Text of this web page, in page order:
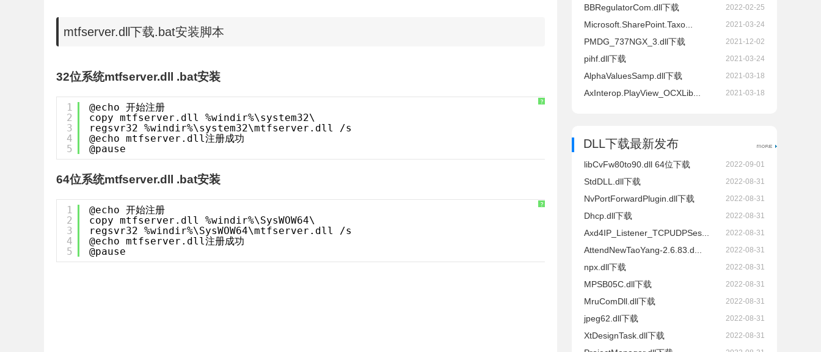
mtfserver.dll下载.bat安装脚本
32位系统mtfserver.dll .bat安装
?
1
2
3
4
5
@echo 开始注册
copy mtfserver.dll %windir%\system32\
regsvr32 %windir%\system32\mtfserver.dll /s
@echo mtfserver.dll注册成功
@pause
64位系统mtfserver.dll .bat安装
?
1
2
3
4
5
@echo 开始注册
copy mtfserver.dll %windir%\SysWOW64\
regsvr32 %windir%\SysWOW64\mtfserver.dll /s
@echo mtfserver.dll注册成功
@pause
BBRegulatorCom.dll下载 2022-02-25
Microsoft.SharePoint.Taxo... 2021-03-24
PMDG_737NGX_3.dll下载 2021-12-02
pihf.dll下载 2021-03-24
AlphaValuesSamp.dll下载 2021-03-18
AxInterop.PlayView_OCXLib... 2021-03-18
DLL下载最新发布
libCvFw80to90.dll 64位下载 2022-09-01
StdDLL.dll下载 2022-08-31
NvPortForwardPlugin.dll下载 2022-08-31
Dhcp.dll下载 2022-08-31
Axd4IP_Listener_TCPUDPSes... 2022-08-31
AttendNewTaoYang-2.6.83.d... 2022-08-31
npx.dll下载 2022-08-31
MPSB05C.dll下载 2022-08-31
MruComDll.dll下载 2022-08-31
jpeg62.dll下载 2022-08-31
XtDesignTask.dll下载 2022-08-31